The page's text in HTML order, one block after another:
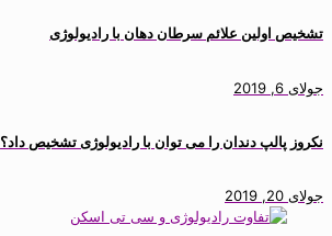
تشخیص اولین علائم سرطان دهان با رادیولوژی
جولای 6, 2019
نکروز پالپ دندان را می توان با رادیولوژی تشخیص داد؟
جولای 20, 2019